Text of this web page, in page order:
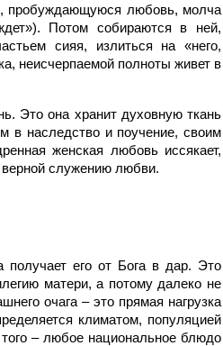
пробуждающуюся любовь, молча
Потом собираются в ней,
сияя, излиться на «него,
неисчерпаемой полноты живет в
Это она хранит духовную ткань
в наследство и поучение, своим
женская любовь иссякает,
верной служению любви.
получает его от Бога в дар. Это
матери, а потому далеко не
очага – это прямая нагрузка
климатом, популяцией
– любое национальное блюдо